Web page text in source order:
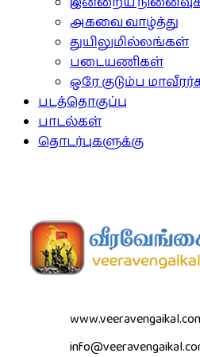
அகவை வாழ்த்து
துயிலுமில்லங்கள்
படையணிகள்
ஒரே குடும்ப
படத்தொகுப்பு
பாடல்கள்
தொடர்புகளுக்கு